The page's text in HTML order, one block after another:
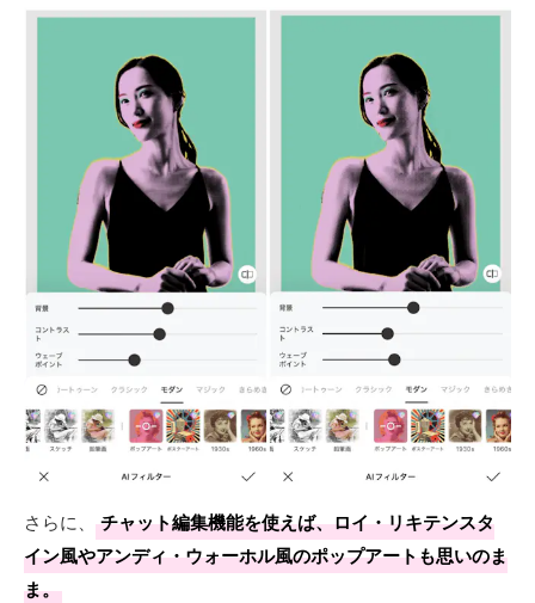
さらに、
チャット編集機能を使えば、ロイ・リキテンスタ
イン風やアンディ・ウォーホル風のポップアートも思いのま
ま。